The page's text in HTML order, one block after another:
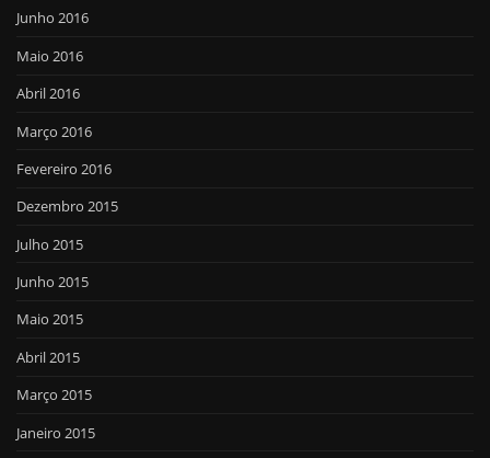
Junho 2016
Maio 2016
Abril 2016
Março 2016
Fevereiro 2016
Dezembro 2015
Julho 2015
Junho 2015
Maio 2015
Abril 2015
Março 2015
Janeiro 2015